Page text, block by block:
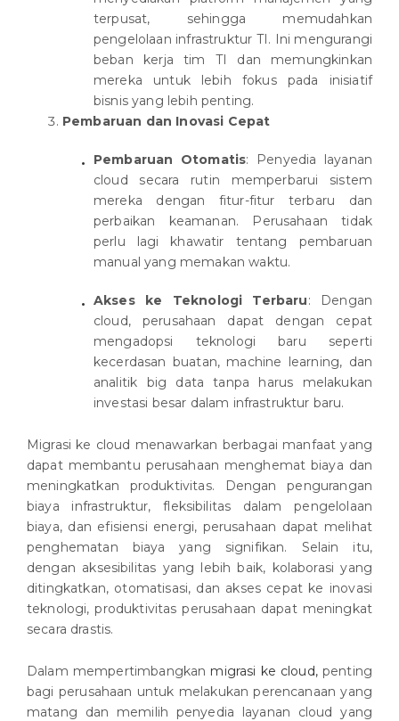
terpusat, sehingga memudahkan
pengelolaan infrastruktur TI. Ini mengurangi
beban kerja tim TI dan memungkinkan
mereka untuk lebih fokus pada inisiatif
bisnis yang lebih penting.
Pembaruan dan Inovasi Cepat
Pembaruan Otomatis: Penyedia layanan
cloud secara rutin memperbarui sistem
mereka dengan fitur-fitur terbaru dan
perbaikan keamanan. Perusahaan tidak
perlu lagi khawatir tentang pembaruan
manual yang memakan waktu.
Akses ke Teknologi Terbaru: Dengan
cloud, perusahaan dapat dengan cepat
mengadopsi teknologi baru seperti
kecerdasan buatan, machine learning, dan
analitik big data tanpa harus melakukan
investasi besar dalam infrastruktur baru.
Migrasi ke cloud menawarkan berbagai manfaat yang
dapat membantu perusahaan menghemat biaya dan
meningkatkan produktivitas. Dengan pengurangan
biaya infrastruktur, fleksibilitas dalam pengelolaan
biaya, dan efisiensi energi, perusahaan dapat melihat
penghematan biaya yang signifikan. Selain itu,
dengan aksesibilitas yang lebih baik, kolaborasi yang
ditingkatkan, otomatisasi, dan akses cepat ke inovasi
teknologi, produktivitas perusahaan dapat meningkat
secara drastis.
Dalam mempertimbangkan migrasi ke cloud,penting
bagi perusahaan untuk melakukan perencanaan yang
matang dan memilih penyedia layanan cloud yang